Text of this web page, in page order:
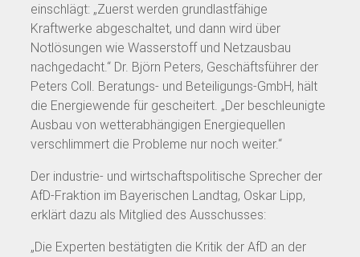
einschlägt: „Zuerst werden grundlastfähige
Kraftwerke abgeschaltet, und dann wird über
Notlösungen wie Wasserstoff und Netzausbau
nachgedacht.“ Dr. Björn Peters, Geschäftsführer der
Peters Coll. Beratungs- und Beteiligungs-GmbH, hält
die Energiewende für gescheitert. „Der beschleunigte
Ausbau von wetterabhängigen Energiequellen
verschlimmert die Probleme nur noch weiter.“
Der industrie- und wirtschaftspolitische Sprecher der
AfD-Fraktion im Bayerischen Landtag, Oskar Lipp,
erklärt dazu als Mitglied des Ausschusses:
„Die Experten bestätigten die Kritik der AfD an der